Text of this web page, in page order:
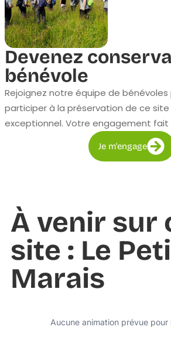
Devenez
bénévole
Rejoignez notre équipe de
participer à la préservation de ce
exceptionnel. Votre engagement fait
Je m'engage
À venir sur
site : Le
Marais
Aucune animation prévue pour